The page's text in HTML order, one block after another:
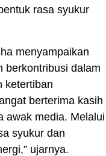
rasa syukur
menyampaikan
berkontribusi dalam
ketertiban
berterima kasih
awak media. Melalui
syukur dan
ujarnya.